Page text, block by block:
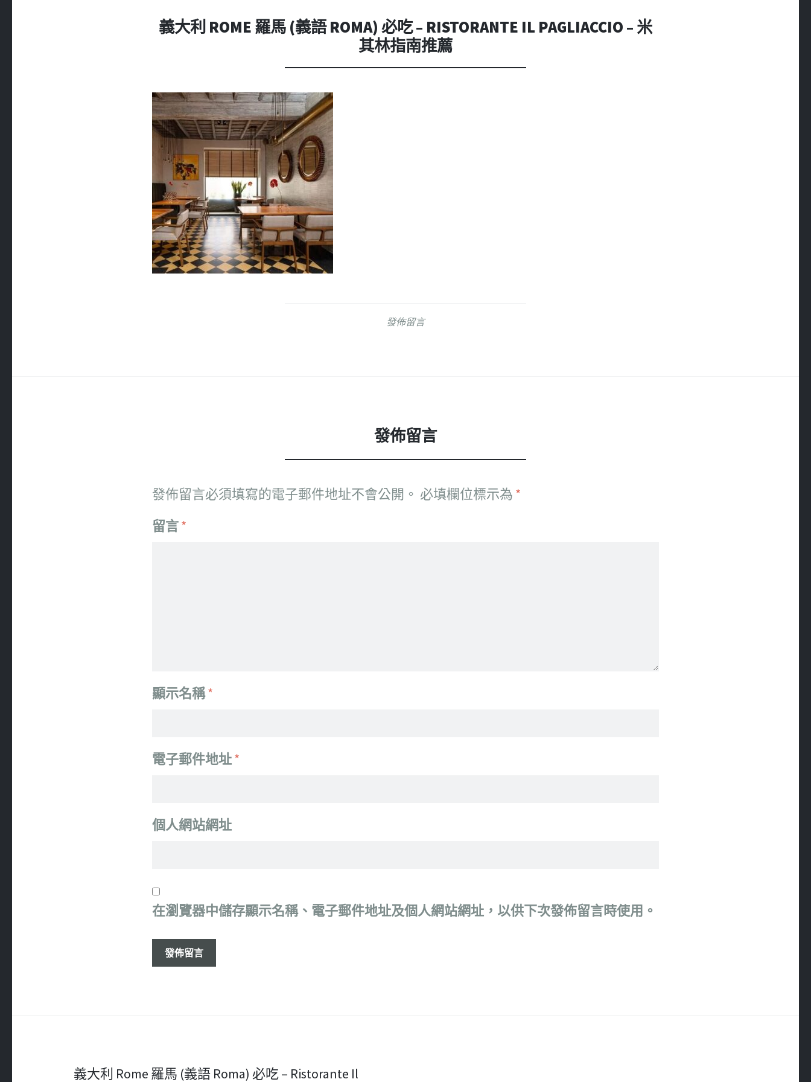
容
義大利 ROME 羅馬 (義語 ROMA) 必吃 – RISTORANTE IL PAGLIACCIO – 米
其林指南推薦
發佈留言
發佈留言
發佈留言必須填寫的電子郵件地址不會公開。 必填欄位標示為 *
留言*
顯示名稱*
電子郵件地址*
個人網站網址
在瀏覽器中儲存顯示名稱、電子郵件地址及個人網站網址，以供下次發佈留言時使用。
義大利 Rome 羅馬 (義語 Roma) 必吃 – Ristorante Il